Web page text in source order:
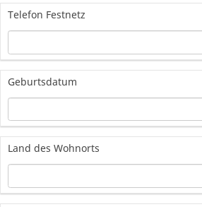
Telefon Festnetz
Geburtsdatum
Land des Wohnorts